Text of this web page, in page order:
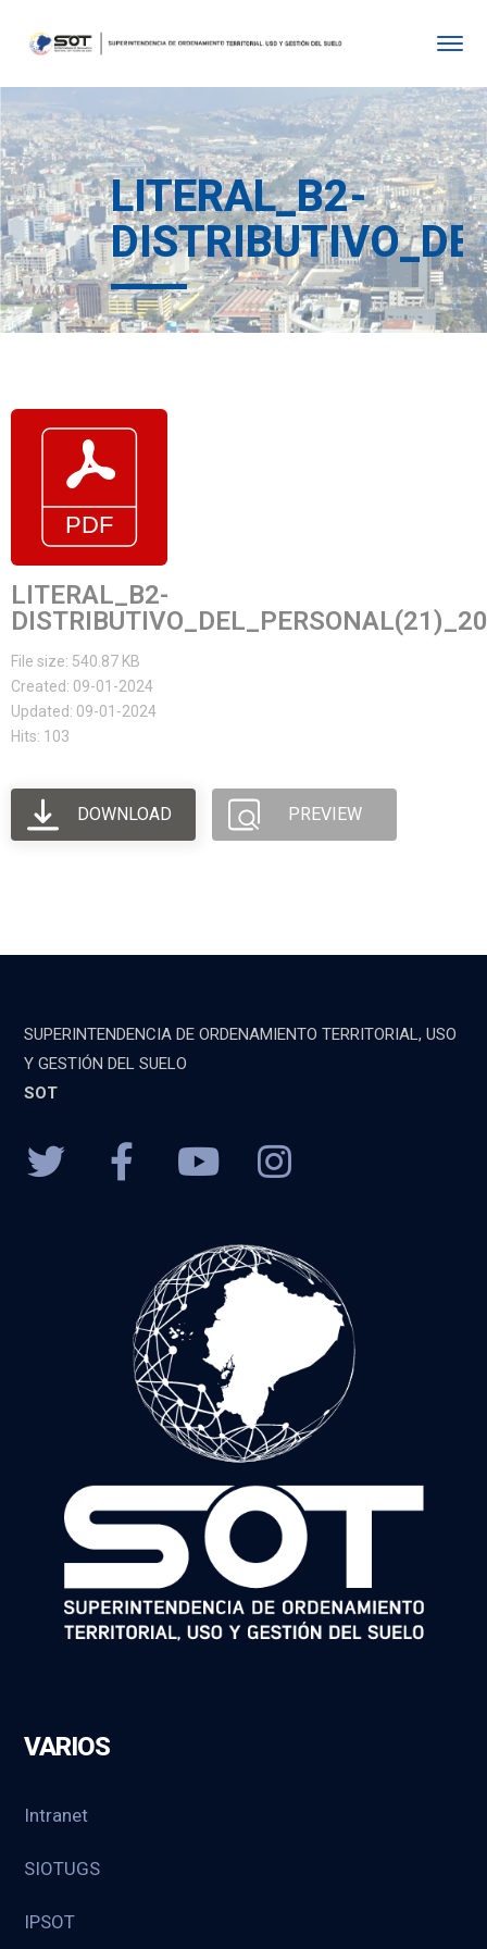
LITERAL_B2-
LITERAL_B2-
File size: 540.87 KB
Created: 09-01-2024
Updated: 09-01-2024
Hits: 103
DOWNLOAD PREVIEW
SUPERINTENDENCIA DE ORDENAMIENTO TERRITORIAL, USO
Y GESTIÓN DEL SUELO
SOT
VARIOS
Intranet
SIOTUGS
IPSOT